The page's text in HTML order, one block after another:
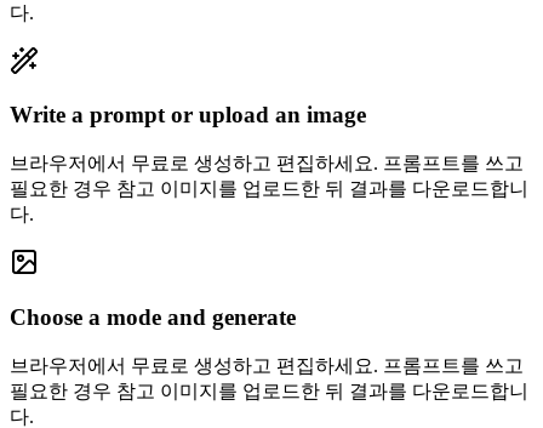
다.
Write a prompt or upload an image
브라우저에서 무료로 생성하고 편집하세요. 프롬프트를 쓰고
필요한 경우 참고 이미지를 업로드한 뒤 결과를 다운로드합니
다.
Choose a mode and generate
브라우저에서 무료로 생성하고 편집하세요. 프롬프트를 쓰고
필요한 경우 참고 이미지를 업로드한 뒤 결과를 다운로드합니
다.